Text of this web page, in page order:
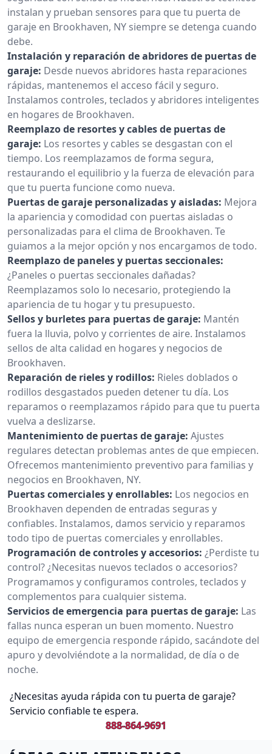
instalan y prueban sensores para que tu puerta de
garaje en Brookhaven, NY siempre se detenga cuando
debe.
Instalación y reparación de abridores de puertas de
garaje: Desde nuevos abridores hasta reparaciones
rápidas, mantenemos el acceso fácil y seguro.
Instalamos controles, teclados y abridores inteligentes
en hogares de Brookhaven.
Reemplazo de resortes y cables de puertas de
garaje: Los resortes y cables se desgastan con el
tiempo. Los reemplazamos de forma segura,
restaurando el equilibrio y la fuerza de elevación para
que tu puerta funcione como nueva.
Puertas de garaje personalizadas y aisladas: Mejora
la apariencia y comodidad con puertas aisladas o
personalizadas para el clima de Brookhaven. Te
guiamos a la mejor opción y nos encargamos de todo.
Reemplazo de paneles y puertas seccionales:
¿Paneles o puertas seccionales dañadas?
Reemplazamos solo lo necesario, protegiendo la
apariencia de tu hogar y tu presupuesto.
Sellos y burletes para puertas de garaje: Mantén
fuera la lluvia, polvo y corrientes de aire. Instalamos
sellos de alta calidad en hogares y negocios de
Brookhaven.
Reparación de rieles y rodillos: Rieles doblados o
rodillos desgastados pueden detener tu día. Los
reparamos o reemplazamos rápido para que tu puerta
vuelva a deslizarse.
Mantenimiento de puertas de garaje: Ajustes
regulares detectan problemas antes de que empiecen.
Ofrecemos mantenimiento preventivo para familias y
negocios en Brookhaven, NY.
Puertas comerciales y enrollables: Los negocios en
Brookhaven dependen de entradas seguras y
confiables. Instalamos, damos servicio y reparamos
todo tipo de puertas comerciales y enrollables.
Programación de controles y accesorios: ¿Perdiste tu
control? ¿Necesitas nuevos teclados o accesorios?
Programamos y configuramos controles, teclados y
complementos para cualquier sistema.
Servicios de emergencia para puertas de garaje: Las
fallas nunca esperan un buen momento. Nuestro
equipo de emergencia responde rápido, sacándote del
apuro y devolviéndote a la normalidad, de día o de
noche.
¿Necesitas ayuda rápida con tu puerta de garaje?
Servicio confiable te espera.
888-864-9691